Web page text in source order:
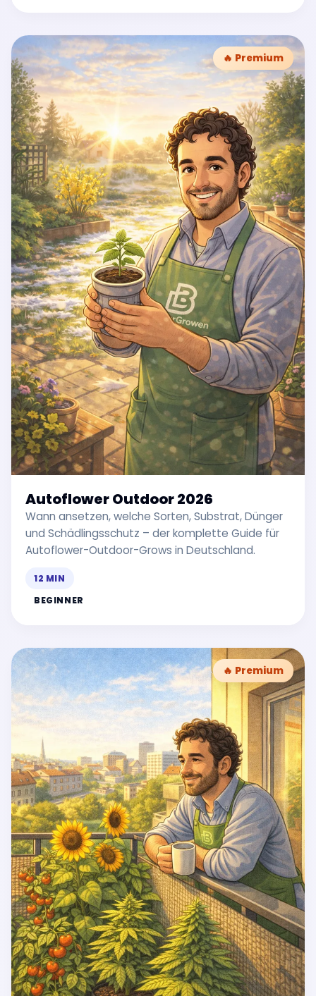
🔥 Premium
Autoflower Outdoor 2026
Wann ansetzen, welche Sorten, Substrat, Dünger
und Schädlingsschutz – der komplette Guide für
Autoflower-Outdoor-Grows in Deutschland.
12 MIN
BEGINNER
🔥 Premium